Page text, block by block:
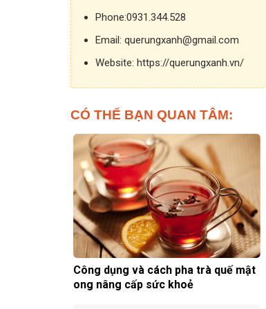
Phone:0931.344.528
Email: querungxanh@gmail.com
Website: https://querungxanh.vn/
CÓ THỂ BẠN QUAN TÂM:
Công dụng và cách pha trà quế mật
ong nâng cấp sức khoẻ